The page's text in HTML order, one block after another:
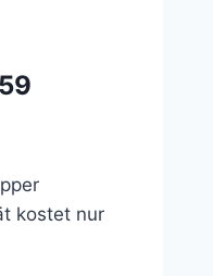
kostet nur